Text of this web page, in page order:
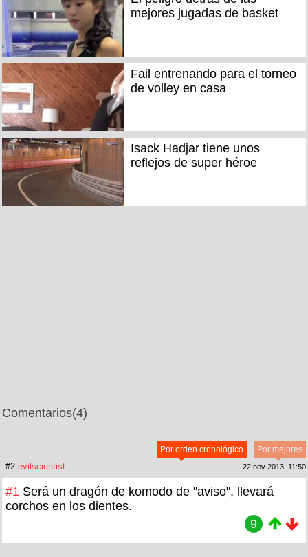
mejores jugadas de basket
Fail entrenando para el torneo
de volley en casa
Isack Hadjar tiene unos
reflejos de super héroe
Comentarios(4)
Por mejores
Por orden cronológico
#2 evilscientist 22 nov 2013, 11:50
#1 Será un dragón de komodo de "aviso", llevará
corchos en los dientes.
9